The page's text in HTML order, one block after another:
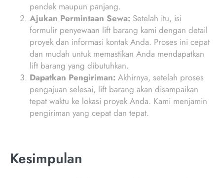
pendek maupun panjang.
Ajukan Permintaan Sewa: Setelah itu, isi
formulir penyewaan lift barang kami dengan detail
proyek dan informasi kontak Anda. Proses ini cepat
dan mudah untuk memastikan Anda mendapatkan
lift barang yang dibutuhkan.
Dapatkan Pengiriman: Akhirnya, setelah proses
pengajuan selesai, lift barang akan disampaikan
tepat waktu ke lokasi proyek Anda. Kami menjamin
pengiriman yang cepat dan tepat.
Kesimpulan